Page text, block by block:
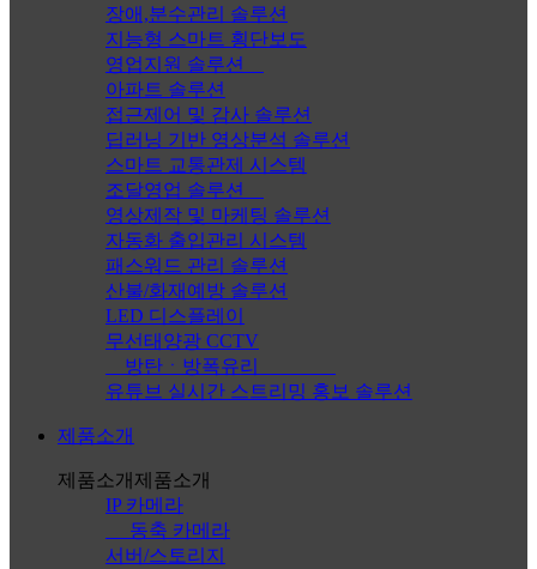
장애,분수관리 솔루션
지능형 스마트 횡단보도
영업지원 솔루션
아파트 솔루션
접근제어 및 감사 솔루션
딥러닝 기반 영상분석 솔루션
스마트 교통관제 시스템
조달영업 솔루션
영상제작 및 마케팅 솔루션
자동화 출입관리 시스템
패스워드 관리 솔루션
산불/화재예방 솔루션
LED 디스플레이
무선태양광 CCTV
방탄ㆍ방폭유리
유튜브 실시간 스트리밍 홍보 솔루션
제품소개
제품소개제품소개
IP 카메라
동축 카메라
서버/스토리지